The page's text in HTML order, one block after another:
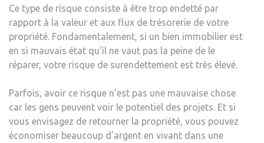
Ce type de risque consiste à être trop endetté par
rapport à la valeur et aux flux de trésorerie de votre
propriété. Fondamentalement, si un bien immobilier est
en si mauvais état qu’il ne vaut pas la peine de le
réparer, votre risque de surendettement est très élevé.
Parfois, avoir ce risque n’est pas une mauvaise chose
car les gens peuvent voir le potentiel des projets. Et si
vous envisagez de retourner la propriété, vous pouvez
économiser beaucoup d’argent en vivant dans une